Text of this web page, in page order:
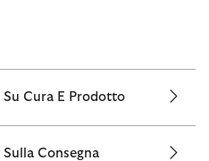
Cura E Prodotto
Consegna